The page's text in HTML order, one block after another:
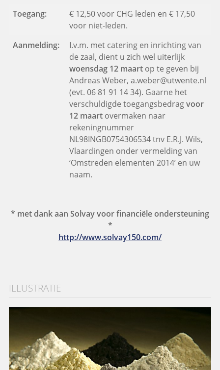
Toegang:
€ 12,50 voor CHG leden en € 17,50
voor niet-leden.
Aanmelding:
I.v.m. met catering en inrichting van
de zaal, dient u zich wel uiterlijk
woensdag 12 maart op te geven bij
Andreas Weber, a.weber@utwente.nl
(evt. 06 81 91 14 34). Gaarne het
verschuldigde toegangsbedragvoor
12 maartovermaken naar
rekeningnummer
NL98INGB0754306534 tnv E.R.J. Wils,
Vlaardingen onder vermelding van
‘Omstreden elementen 2014’ en uw
naam.
* met dank aan Solvay voor financiële ondersteuning
*
http://www.solvay150.com/
ILLUSTRATIE